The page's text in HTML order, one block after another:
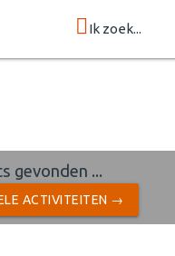
Ik zoek...
gevonden ...
ACTIVITEITEN →